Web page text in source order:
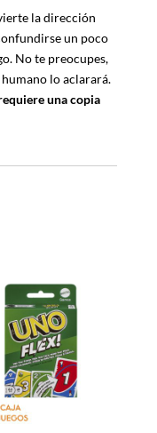
la dirección
un poco
No te preocupes,
lo aclarará.
una copia